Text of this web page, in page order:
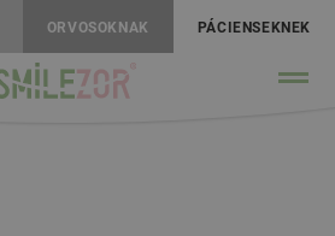
ORVOSOKNAK PÁCIENSEKNEK